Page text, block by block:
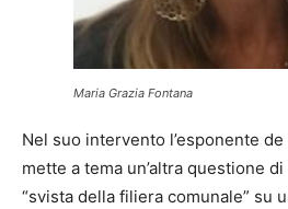
Maria Grazia Fontana
Nel suo intervento l’esponente
mette a tema un’altra questione
“svista della filiera comunale” su